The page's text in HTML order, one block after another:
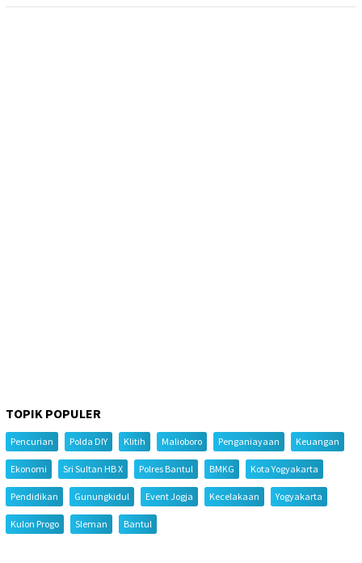
TOPIK POPULER
Pencurian Polda DIY Klitih Malioboro Penganiayaan Keuangan
Ekonomi Sri Sultan HB X Polres Bantul BMKG Kota Yogyakarta
Pendidikan Gunungkidul Event Jogja Kecelakaan Yogyakarta
Kulon Progo Sleman Bantul